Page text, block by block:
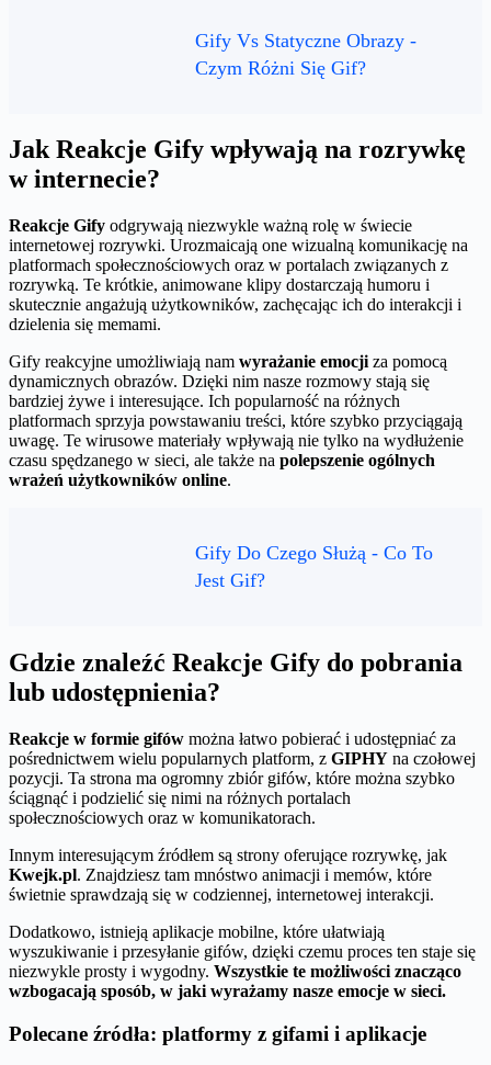
Gify Vs Statyczne Obrazy -
Czym Różni Się Gif?
Jak Reakcje Gify wpływają na rozrywkę
w internecie?
Reakcje Gify odgrywają niezwykle ważną rolę w świecie
internetowej rozrywki. Urozmaicają one wizualną komunikację na
platformach społecznościowych oraz w portalach związanych z
rozrywką. Te krótkie, animowane klipy dostarczają humoru i
skutecznie angażują użytkowników, zachęcając ich do interakcji i
dzielenia się memami.
Gify reakcyjne umożliwiają nam wyrażanie emocji za pomocą
dynamicznych obrazów. Dzięki nim nasze rozmowy stają się
bardziej żywe i interesujące. Ich popularność na różnych
platformach sprzyja powstawaniu treści, które szybko przyciągają
uwagę. Te wirusowe materiały wpływają nie tylko na wydłużenie
czasu spędzanego w sieci, ale także na polepszenie ogólnych
wrażeń użytkowników online.
Gify Do Czego Służą - Co To
Jest Gif?
Gdzie znaleźć Reakcje Gify do pobrania
lub udostępnienia?
Reakcje w formie gifów można łatwo pobierać i udostępniać za
pośrednictwem wielu popularnych platform, z GIPHY na czołowej
pozycji. Ta strona ma ogromny zbiór gifów, które można szybko
ściągnąć i podzielić się nimi na różnych portalach
społecznościowych oraz w komunikatorach.
Innym interesującym źródłem są strony oferujące rozrywkę, jak
Kwejk.pl. Znajdziesz tam mnóstwo animacji i memów, które
świetnie sprawdzają się w codziennej, internetowej interakcji.
Dodatkowo, istnieją aplikacje mobilne, które ułatwiają
wyszukiwanie i przesyłanie gifów, dzięki czemu proces ten staje się
niezwykle prosty i wygodny. Wszystkie te możliwości znacząco
wzbogacają sposób, w jaki wyrażamy nasze emocje w sieci.
Polecane źródła: platformy z gifami i aplikacje